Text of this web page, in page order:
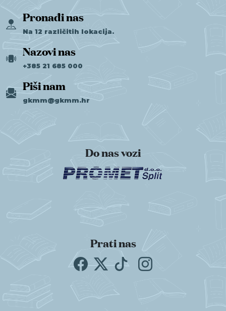
Pronađi nas
Na 12 različitih lokacija.
Nazovi nas
+385 21 685 000
Piši nam
gkmm@gkmm.hr
Do nas vozi
Prati nas